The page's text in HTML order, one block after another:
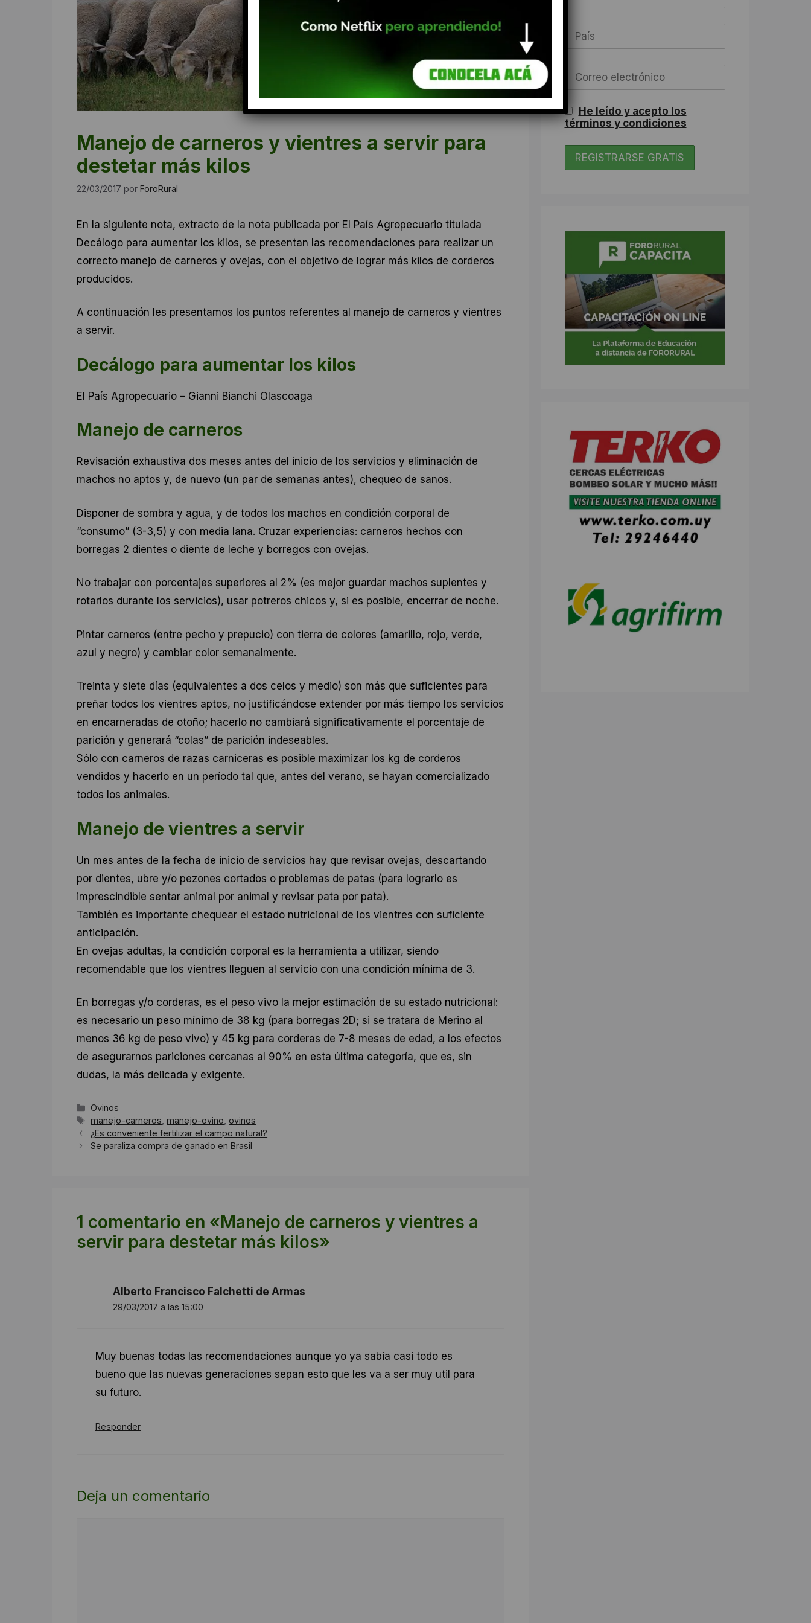
Manejo de carneros y vientres a servir para
destetar más kilos
22/03/2017 por ForoRural
En la siguiente nota, extracto de la nota publicada por El País Agropecuario titulada
Decálogo para aumentar los kilos, se presentan las recomendaciones para realizar un
correcto manejo de carneros y ovejas, con el objetivo de lograr más kilos de corderos
producidos.
A continuación les presentamos los puntos referentes al manejo de carneros y vientres
a servir.
Decálogo para aumentar los kilos
El País Agropecuario – Gianni Bianchi Olascoaga
Manejo de carneros
Revisación exhaustiva dos meses antes del inicio de los servicios y eliminación de
machos no aptos y, de nuevo (un par de semanas antes), chequeo de sanos.
Disponer de sombra y agua, y de todos los machos en condición corporal de
“consumo” (3-3,5) y con media lana. Cruzar experiencias: carneros hechos con
borregas 2 dientes o diente de leche y borregos con ovejas.
No trabajar con porcentajes superiores al 2% (es mejor guardar machos suplentes y
rotarlos durante los servicios), usar potreros chicos y, si es posible, encerrar de noche.
Pintar carneros (entre pecho y prepucio) con tierra de colores (amarillo, rojo, verde,
azul y negro) y cambiar color semanalmente.
Treinta y siete días (equivalentes a dos celos y medio) son más que suficientes para
preñar todos los vientres aptos, no justificándose extender por más tiempo los servicios
en encarneradas de otoño; hacerlo no cambiará significativamente el porcentaje de
parición y generará “colas” de parición indeseables.
Sólo con carneros de razas carniceras es posible maximizar los kg de corderos
vendidos y hacerlo en un período tal que, antes del verano, se hayan comercializado
todos los animales.
Manejo de vientres a servir
Un mes antes de la fecha de inicio de servicios hay que revisar ovejas, descartando
por dientes, ubre y/o pezones cortados o problemas de patas (para lograrlo es
imprescindible sentar animal por animal y revisar pata por pata).
También es importante chequear el estado nutricional de los vientres con suficiente
anticipación.
En ovejas adultas, la condición corporal es la herramienta a utilizar, siendo
recomendable que los vientres lleguen al servicio con una condición mínima de 3.
En borregas y/o corderas, es el peso vivo la mejor estimación de su estado nutricional:
es necesario un peso mínimo de 38 kg (para borregas 2D; si se tratara de Merino al
menos 36 kg de peso vivo) y 45 kg para corderas de 7-8 meses de edad, a los efectos
de asegurarnos pariciones cercanas al 90% en esta última categoría, que es, sin
dudas, la más delicada y exigente.
Categorías
Ovinos
Etiquetas
manejo-carneros ,manejo-ovino ,ovinos
¿Es conveniente fertilizar el campo natural?
Se paraliza compra de ganado en Brasil
1 comentario en «Manejo de carneros y vientres a
servir para destetar más kilos»
Alberto Francisco Falchetti de Armas
29/03/2017 a las 15:00
Muy buenas todas las recomendaciones aunque yo ya sabia casi todo es
bueno que las nuevas generaciones sepan esto que les va a ser muy util para
su futuro.
Responder
Deja un comentario
He leído y acepto los
términos y condiciones